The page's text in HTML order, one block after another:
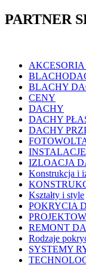
PARTNER
BLACHY
CENY
DACHY
DACHY
DACHY
INSTALACJE
IZLOACJA
Konstrukcja i
Kształty i style
POKRYCIA
REMONT
Rodzaje
SYSTEMY